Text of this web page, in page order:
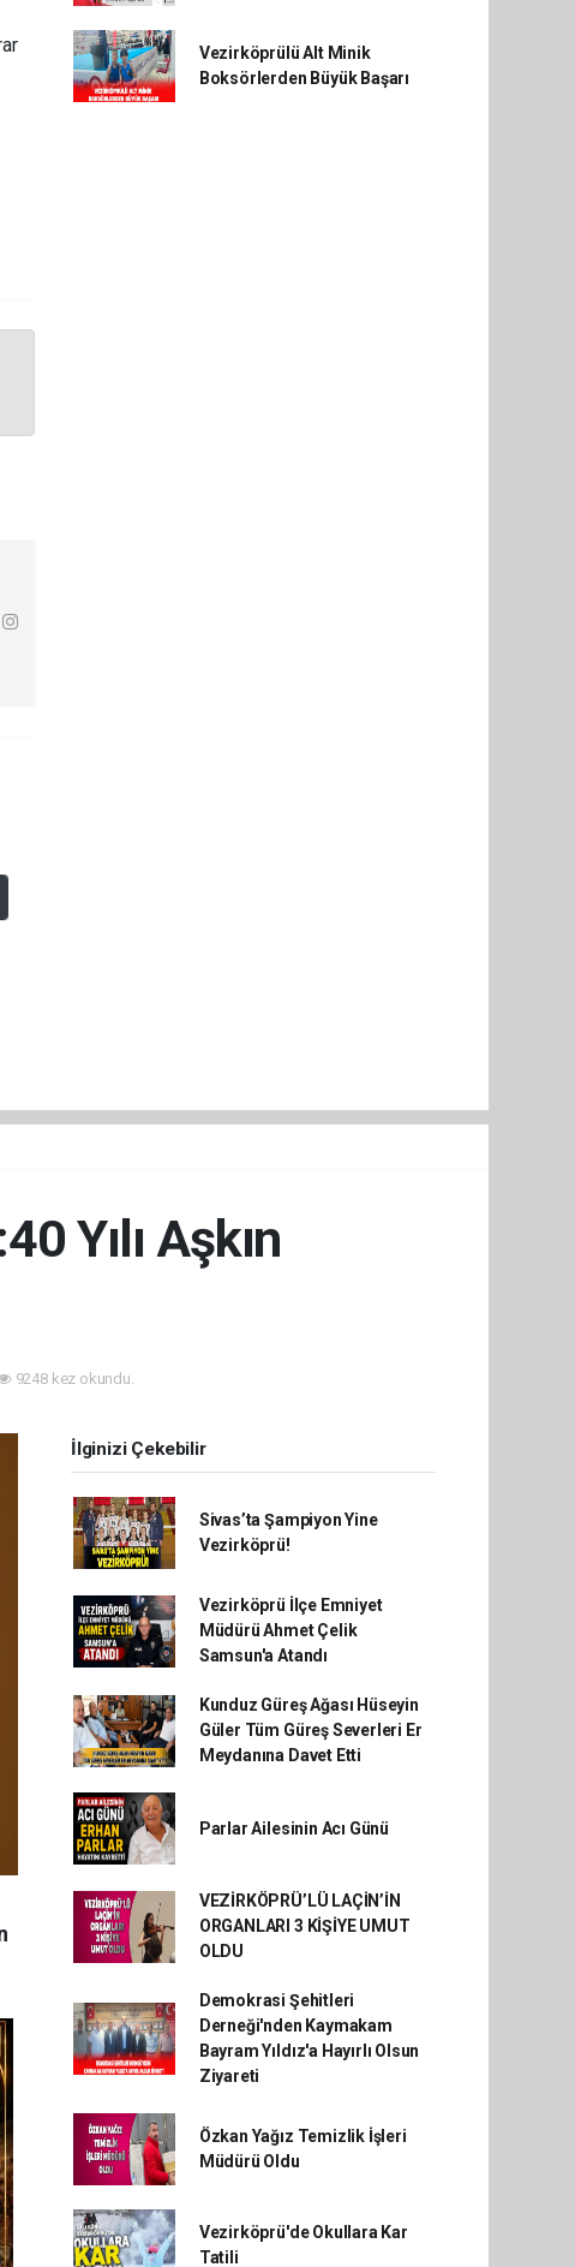
Vezirköprülü Alt Minik
Boksörlerden Büyük Başarı
Yılı Aşkın
9248 kez okundu.
İlginizi Çekebilir
Sivas’ta Şampiyon Yine
Vezirköprü!
Vezirköprü İlçe Emniyet
Müdürü Ahmet Çelik
Samsun'a Atandı
Kunduz Güreş Ağası Hüseyin
Güler Tüm Güreş Severleri Er
Meydanına Davet Etti
Parlar Ailesinin Acı Günü
VEZİRKÖPRÜ’LÜ LAÇİN’İN
ORGANLARI 3 KİŞİYE UMUT
OLDU
Demokrasi Şehitleri
Derneği'nden Kaymakam
Bayram Yıldız'a Hayırlı Olsun
Ziyareti
Özkan Yağız Temizlik İşleri
Müdürü Oldu
Vezirköprü'de Okullara Kar
Tatili